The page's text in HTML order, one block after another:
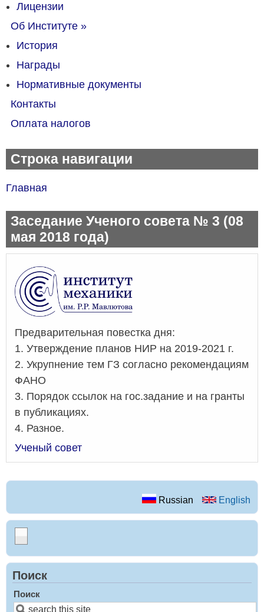
Лицензии
Об Институте »
История
Награды
Нормативные документы
Контакты
Оплата налогов
Строка навигации
Главная
Заседание Ученого совета № 3 (08
мая 2018 года)
Предварительная повестка дня:
1. Утверждение планов НИР на 2019-2021 г.
2. Укрупнение тем ГЗ согласно рекомендациям
ФАНО
3. Порядок ссылок на гос.задание и на гранты
в публикациях.
4. Разное.
Ученый совет
Russian English
Поиск
Поиск